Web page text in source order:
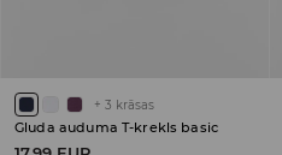
+ 3 krāsas
Gluda auduma T-krekls basic